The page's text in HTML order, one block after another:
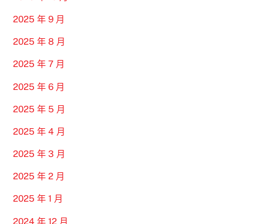
2025 年 9 月
2025 年 8 月
2025 年 7 月
2025 年 6 月
2025 年 5 月
2025 年 4 月
2025 年 3 月
2025 年 2 月
2025 年 1 月
2024 年 12 月